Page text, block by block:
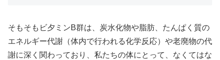
そもそもビ夕ミンB群は、炭水化物や脂肪、たんぱく質の
エネルギー代謝（体内で行われる化学反応）や老廃物の代
謝に深く関わっており、私たちの体にとって、なくてはな